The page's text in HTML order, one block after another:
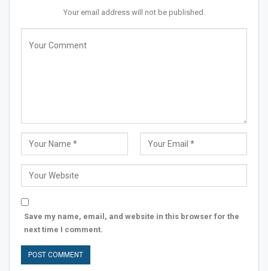
Your email address will not be published.
Save my name, email, and website in this browser for the
next time I comment.